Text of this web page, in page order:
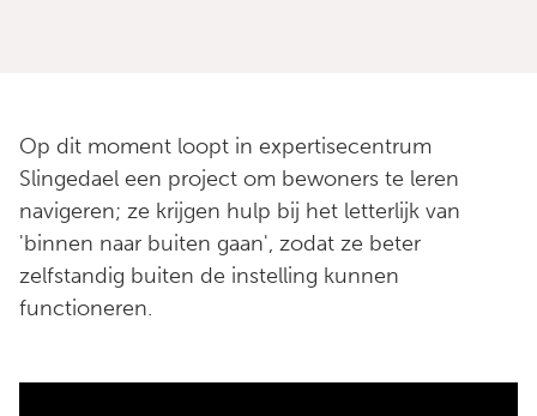
Op dit moment loopt in expertisecentrum
Slingedael een project om bewoners te leren
navigeren; ze krijgen hulp bij het letterlijk van
'binnen naar buiten gaan', zodat ze beter
zelfstandig buiten de instelling kunnen
functioneren.